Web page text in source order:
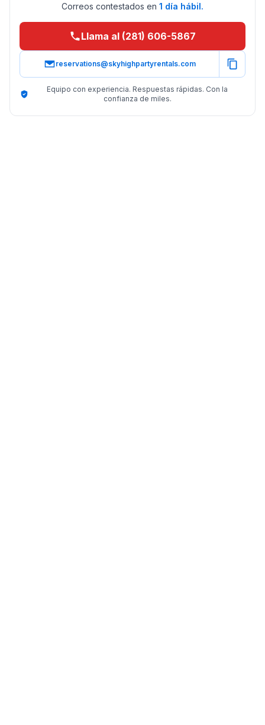
Correos contestados en 1 día hábil.
Llama al (281) 606-5867
reservations@skyhighpartyrentals.com
Equipo con experiencia. Respuestas rápidas. Con la
confianza de miles.